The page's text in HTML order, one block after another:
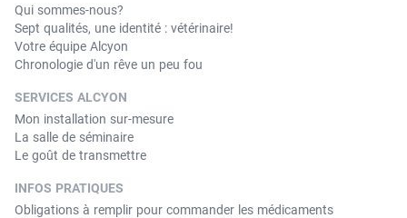
Qui sommes-nous?
Sept qualités, une identité : vétérinaire!
Votre équipe Alcyon
Chronologie d'un rêve un peu fou
SERVICES ALCYON
Mon installation sur-mesure
La salle de séminaire
Le goût de transmettre
INFOS PRATIQUES
Obligations à remplir pour commander les médicaments